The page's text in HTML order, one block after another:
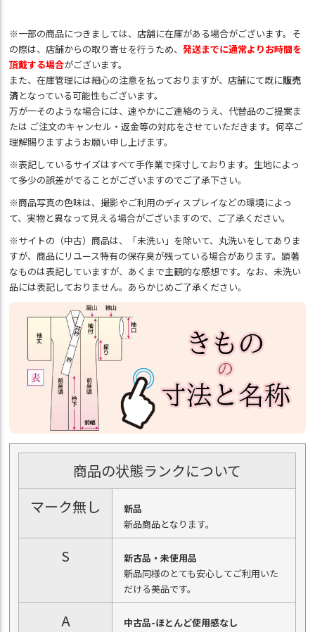
※一部の商品につきましては、店舗に在庫がある場合がございます。そ
の際は、店舗からの取り寄せを行うため、発送までに通常よりお時間を
頂戴する場合がございます。
また、在庫管理には細心の注意を払っておりますが、店舗にて既に販売
済となっている可能性もございます。
万が一そのような場合には、速やかにご連絡のうえ、代替品のご提案ま
たは ご注文のキャンセル・返金等の対応をさせていただきます。何卒ご
理解賜りますようお願い申し上げます。
※表記しているサイズはすべて手作業で採寸しております。生地によっ
て多少の誤差がでることがございますのでご了承下さい。
※商品写真の色味は、撮影やご利用のディスプレイなどの環境によっ
て、実物と異なって見える場合がございますので、ご了承ください。
※サイトの（中古）商品は、「未洗い」を除いて、丸洗いをしてありま
すが、商品にリユース特有の保存臭が残っている場合があります。顕著
なものは表記していますが、あくまで主観的な感想です。なお、未洗い
品には表記しておりません。あらかじめご了承ください。
商品の状態ランクについて
マーク無し
新品
新品商品となります。
S
新古品・未使用品
新品同様のとても安心してご利用いた
だける美品です。
A
中古品-ほとんど使用感なし